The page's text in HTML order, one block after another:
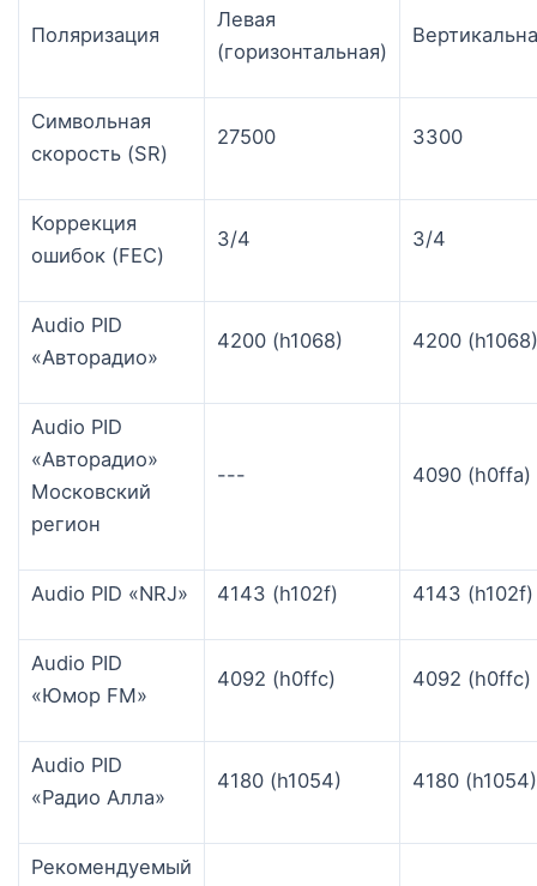
Поляризация
Левая
(горизонтальная)
Символьная
скорость (SR)
27500 3300
Коррекция
ошибок (FEC)
3/4 3/4
Audio PID
«Авторадио»
4200 (h1068) 4200 (h1068)
Audio PID
«Авторадио»
Московский
регион
--- 4090 (h0ffa)
Audio PID «NRJ» 4143 (h102f) 4143 (h102f)
Audio PID
«Юмор FM»
4092 (h0ffc) 4092 (h0ffc)
Audio PID
«Радио Алла»
4180 (h1054) 4180 (h1054)
Рекомендуемый